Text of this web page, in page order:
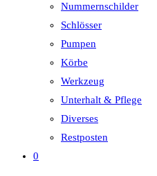
Nummernschilder
Schlösser
Pumpen
Körbe
Werkzeug
Unterhalt & Pflege
Diverses
Restposten
0